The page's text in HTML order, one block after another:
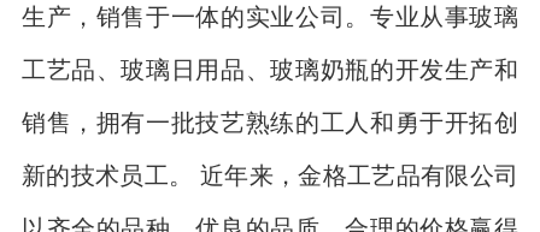
生产，销售于一体的实业公司。专业从事玻璃
工艺品、玻璃日用品、玻璃奶瓶的开发生产和
销售，拥有一批技艺熟练的工人和勇于开拓创
新的技术员工。 近年来，金格工艺品有限公司